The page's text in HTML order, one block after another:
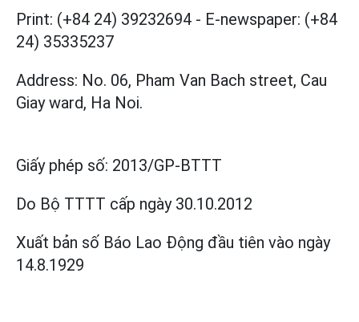
Print: (+84 24) 39232694 - E-newspaper: (+84
24) 35335237
Address: No. 06, Pham Van Bach street, Cau
Giay ward, Ha Noi.
Giấy phép số: 2013/GP-BTTT
Do Bộ TTTT cấp ngày 30.10.2012
Xuất bản số Báo Lao Động đầu tiên vào ngày
14.8.1929